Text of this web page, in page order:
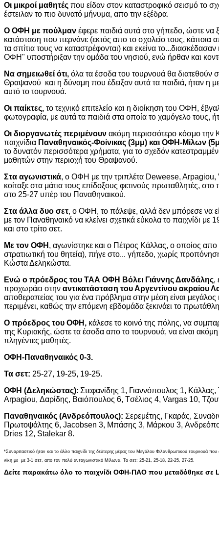
Οι μικροί μαθητές που είδαν στον καταστροφικό σεισμό το
έστειλαν το πιο δυνατό μήνυμα, απο την εξέδρα.
Ο ΟΦΗ με πούλμαν έφερε παιδιά αυτά στο γήπεδο, ώστε να
κατάσταση που περνάνε (εκτός απο το σχολείο τους, κάποια
τα σπίτια τους να καταστρέφονται) και εκείνα
ΟΦΗ" υποστήριξαν την ομάδα του νησιού, ενώ ήρθαν και
Να σημειωθεί ότι, όλα τα έσοδα του τουρνουά θα διατεθούν
Θραψανού και η δύναμη που έδειξαν αυτά τα παιδιά, ήταν η
αυτό το τουρνουά.
Oι παίκτες, το τεχνικό επιτελείο και η διοίκηση του ΟΦΗ,
φωτογραφία, με αυτά τα παιδιά στα οποία το χαμόγελο τους,
Οι διοργανωτές περιμένουν ακόμη περισσότερο κόσμο την
παιχνίδια Παναθηναικός-Φοίνικας (3μμ) και ΟΦΗ-Μίλων
το δυνατόν περισσότερα χρήματα, για το σχεδόν
μαθητών στην περιοχή του Θραψανού.
Στα αγωνιστικά, ο ΟΦΗ με την τριπλέτα Deweese,
κοίταξε στα μάτια τους επίδοξους φετινούς πρωταθλητές,
στο 25-27 υπέρ του Παναθηναικού.
Στα άλλα δυο σετ, ο ΟΦΗ, το πάλεψε, αλλά δεν μπόρεσε να
με τον Παναθηναικό να κλείνει σχετικά εύκολα το παιχνίδι
και στο τρίτο σετ.
Με τον ΟΦΗ , αγωνίστηκε και ο Πέτρος Κάλλας, ο οποίος απο
στρατιωτική του θητεία), πήγε στο... γήπεδο, χωρίς
Κώστα Δεληκώστα.
Ενώ ο πρόεδρος του ΤΑΑ ΟΦΗ Βόλει Γιάννης Δανδάλης,
προχωράει στην αντικατάσταση του Αργεντίνου ακραίου
αποθεραπείας του για ένα πρόβλημα στην μέση είναι
περιμένει, καθώς την επόμενη εβδομάδα ξεκινάει το
Ο πρόεδρος του ΟΦΗ, κάλεσε το κοινό της πόλης, να
της Κυριακής, ώστε τα έσοδα απο το τουρνουά, να είναι ακόμη
πληγέντες μαθητές.
ΟΦΗ-Παναθηναικός 0-3.
Τα σετ: 25-27, 19-25, 19-25.
ΟΦΗ (Δεληκώστας): Στεφανίδης 1, Γιαννόπουλος 1,
Arpagiou, Δαρίδης, Βαιόπουλος 6, Tσέλιος 4, Vargas 10,
Παναθηναικός (Ανδρεόπουλος): Σερεμέτης, Γκαράς,
Πρωτοψάλτης 6, Jacobsen 3, Μπάσης 3, Mάρκου 3,
Dries 12, Stalekar 8.
*Συναρπαστικό ήταν και το άλλο παιχνίδι της δεύτερης μέρας του Μεγάλου Φιλανθρωπικού τουρνουά
νίκη με με 3-1 σετ, απο τον πολύ ανταγωνιστικό Μίλωνα. Τα σετ: 25-21, 25-18, 22-25, 27-25.
Δείτε παρακάτω όλο το παιχνίδι ΟΦΗ-ΠΑΟ που μεταδόθηκε σε